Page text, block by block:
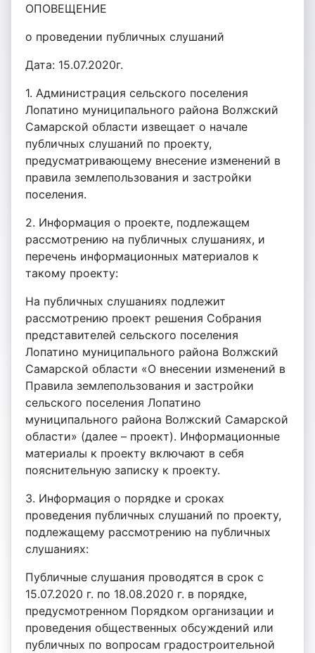
ОПОВЕЩЕНИЕ
о проведении публичных слушаний
Дата: 15.07.2020г.
1. Администрация сельского поселения
Лопатино муниципального района Волжский
Самарской области извещает о начале
публичных слушаний по проекту,
предусматривающему внесение изменений в
правила землепользования и застройки
поселения.
2. Информация о проекте, подлежащем
рассмотрению на публичных слушаниях, и
перечень информационных материалов к
такому проекту:
На публичных слушаниях подлежит
рассмотрению проект решения Собрания
представителей сельского поселения
Лопатино муниципального района Волжский
Самарской области «О внесении изменений в
Правила землепользования и застройки
сельского поселения Лопатино
муниципального района Волжский Самарской
области» (далее – проект). Информационные
материалы к проекту включают в себя
пояснительную записку к проекту.
3. Информация о порядке и сроках
проведения публичных слушаний по проекту,
подлежащему рассмотрению на публичных
слушаниях:
Публичные слушания проводятся в срок с
15.07.2020 г. по 18.08.2020 г. в порядке,
предусмотренном Порядком организации и
проведения общественных обсуждений или
публичных по вопросам градостроительной